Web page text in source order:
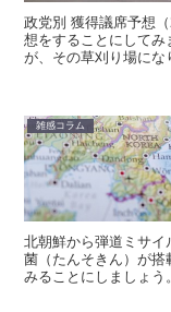
政党別 獲得議席予想
想をすることにしてみ
が、その草刈り場にな
雑感コラム
北朝鮮から弾道ミサ
菌（たんそきん）が
みることにしましょう